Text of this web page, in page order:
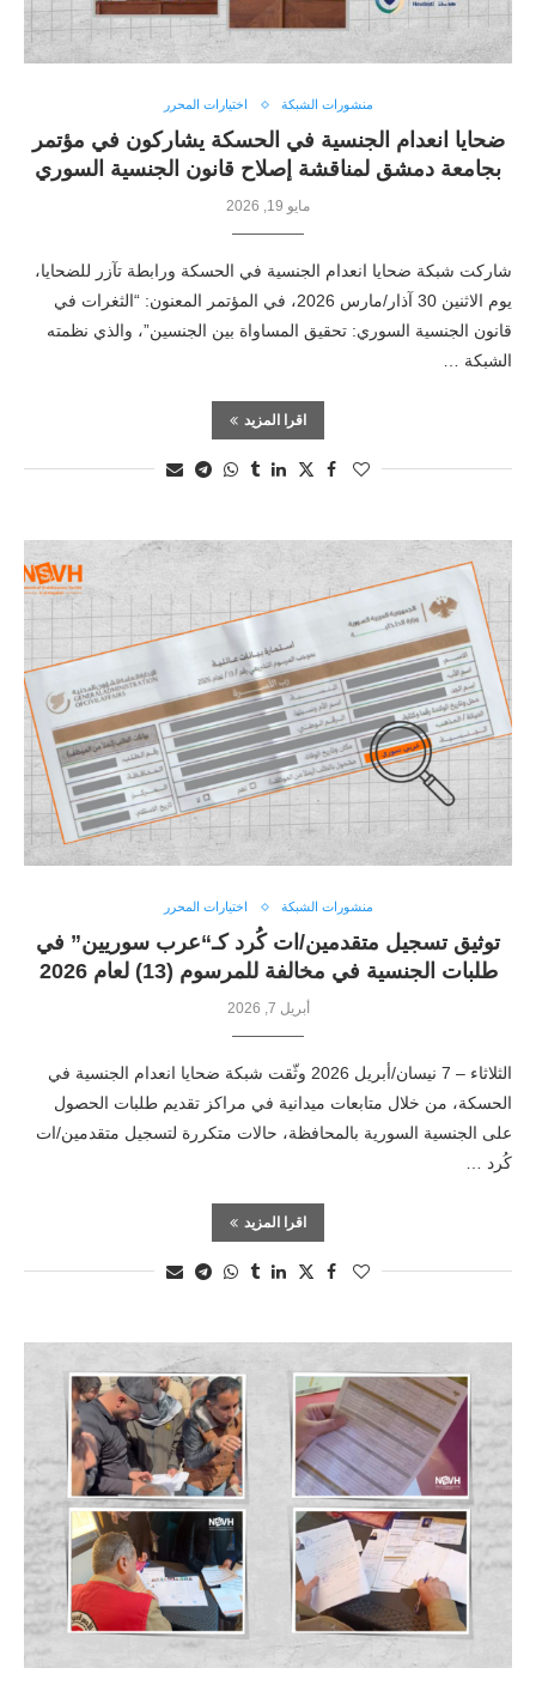
منشورات الشبكة اختيارات المحرر
ضحايا انعدام الجنسية في الحسكة يشاركون في مؤتمر
بجامعة دمشق لمناقشة إصلاح قانون الجنسية السوري
مايو 19, 2026
شاركت شبكة ضحايا انعدام الجنسية في الحسكة ورابطة تآزر للضحايا،
يوم الاثنين 30 آذار/مارس 2026، في المؤتمر المعنون: “الثغرات في
قانون الجنسية السوري: تحقيق المساواة بين الجنسين”، والذي نظمته
الشبكة …
اقرا المزيد
منشورات الشبكة اختيارات المحرر
توثيق تسجيل متقدمين/ات كُرد كـ“عرب سوريين” في
طلبات الجنسية في مخالفة للمرسوم (13) لعام 2026
أبريل 7, 2026
الثلاثاء – 7 نيسان/أبريل 2026 وثّقت شبكة ضحايا انعدام الجنسية في
الحسكة، من خلال متابعات ميدانية في مراكز تقديم طلبات الحصول
على الجنسية السورية بالمحافظة، حالات متكررة لتسجيل متقدمين/ات
كُرد …
اقرا المزيد